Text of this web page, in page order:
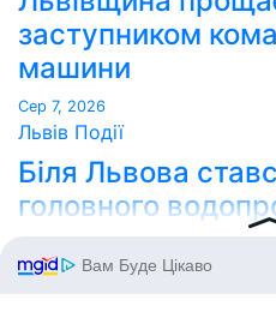
заступником
машини
Сер 7, 2026
Львів Події
Біля Львова
головного
Point Lviv